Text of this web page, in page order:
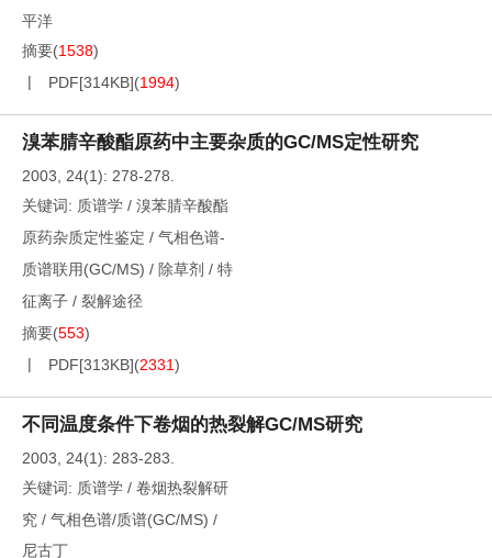
平洋
摘要(1538)
PDF[314KB](1994)
溴苯腈辛酸酯原药中主要杂质的GC/MS定性研究
2003, 24(1): 278-278.
关键词: 质谱学 / 溴苯腈辛酸酯
原药杂质定性鉴定 / 气相色谱-
质谱联用(GC/MS) / 除草剂 / 特
征离子 / 裂解途径
摘要(553)
PDF[313KB](2331)
不同温度条件下卷烟的热裂解GC/MS研究
2003, 24(1): 283-283.
关键词: 质谱学 / 卷烟热裂解研
究 / 气相色谱/质谱(GC/MS) /
尼古丁